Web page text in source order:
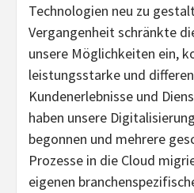
Technologien neu zu
Vergangenheit schränkte
unsere Möglichkeiten ein,
leistungsstarke und
Kundenerlebnisse und
haben unsere
begonnen und mehrere
Prozesse in die Cloud
eigenen